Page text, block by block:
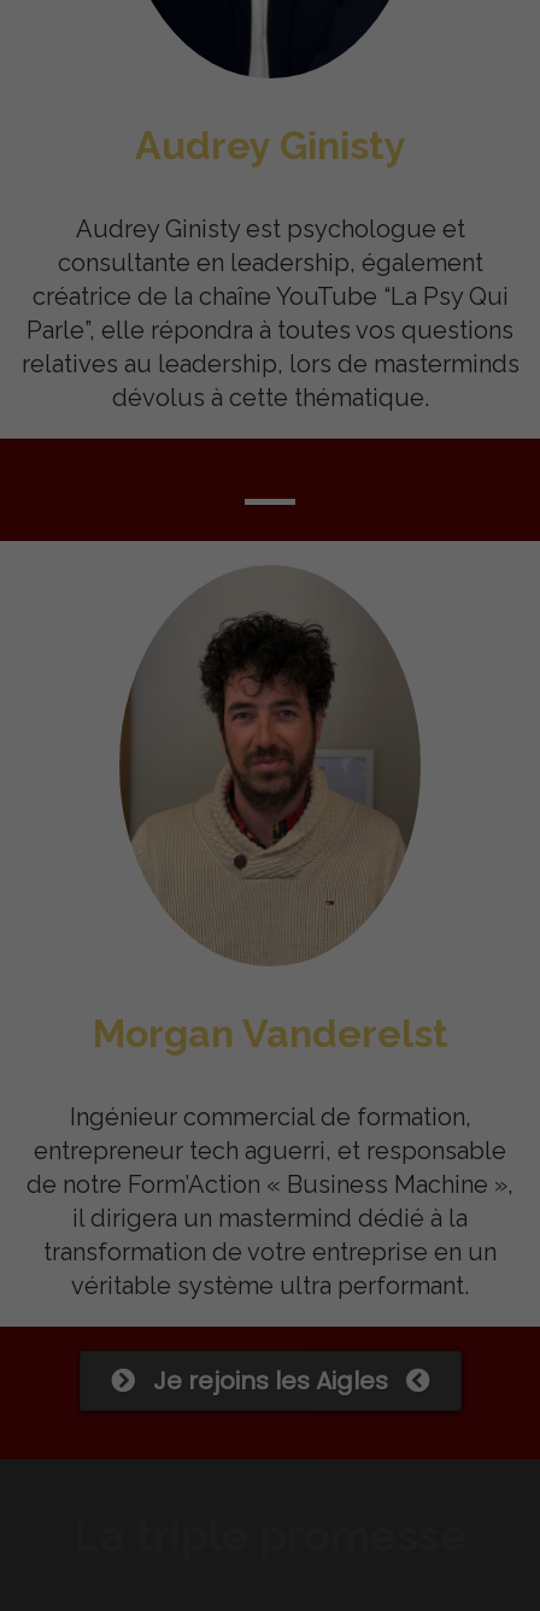
Audrey Ginisty
Audrey Ginisty est psychologue et
consultante en leadership, également
créatrice de la chaîne YouTube “La Psy Qui
Parle”, elle répondra à toutes vos questions
relatives au leadership, lors de masterminds
dévolus à cette thématique.
Morgan Vanderelst
Ingénieur commercial de formation,
entrepreneur tech aguerri, et responsable
de notre Form’Action « Business Machine »,
il dirigera un mastermind dédié à la
transformation de votre entreprise en un
véritable système ultra performant.
Je rejoins les Aigles